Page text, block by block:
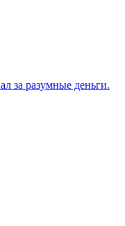
за разумные деньги.